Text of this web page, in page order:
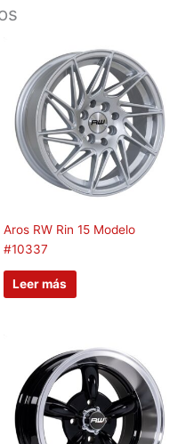
Aros RW Rin 15 Modelo
#10337
Leer más